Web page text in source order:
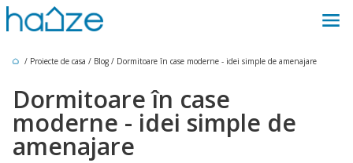
/ Proiecte de casa / Blog / Dormitoare în case moderne - idei simple de amenajare
Dormitoare în case
moderne - idei simple de
amenajare